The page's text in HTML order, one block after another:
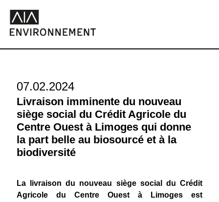
07.02.2024
Livraison imminente du nouveau
siège social du Crédit Agricole du
Centre Ouest à Limoges qui donne
la part belle au biosourcé et à la
biodiversité
La livraison du nouveau siège social du Crédit
Agricole du Centre Ouest à Limoges est